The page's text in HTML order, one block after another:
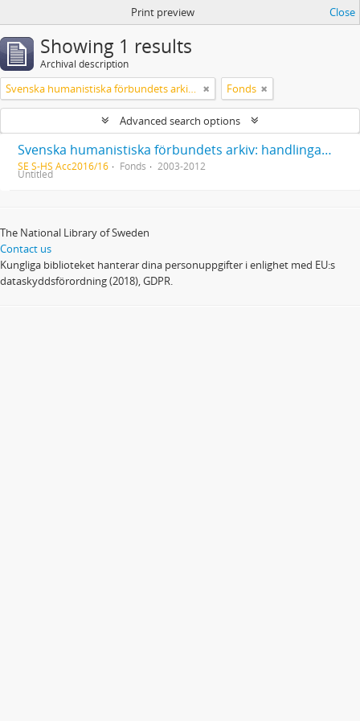
Print preview Close
Showing 1 results
Archival description
Svenska humanistiska förbundets arkiv: handlingar 2003-2012 Fonds
Advanced search options
Svenska humanistiska förbundets arkiv: handlingar 2003-2012
SE S-HS Acc2016/16 Fonds 2003-2012
Untitled
The National Library of Sweden
Contact us
Kungliga biblioteket hanterar dina personuppgifter i enlighet med EU:s
dataskyddsförordning (2018), GDPR.